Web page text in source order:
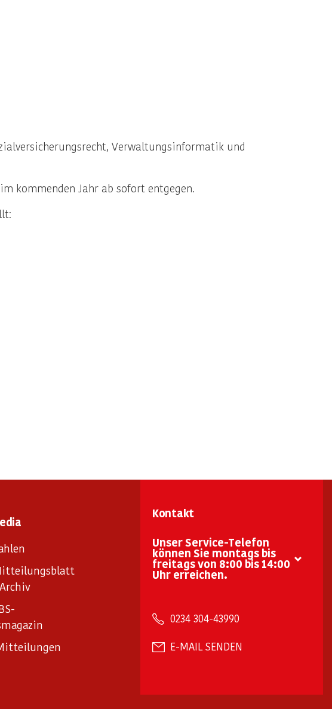
Verwaltungsinformatik und
kommenden Jahr ab sofort entgegen.
Kontakt
Unser Service-Telefon
können Sie montags bis
freitags von 8:00 bis 14:00
Uhr erreichen.
0234 304-43990
E-MAIL SENDEN